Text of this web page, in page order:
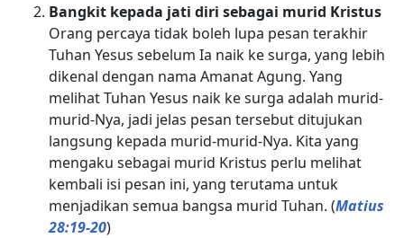
Bangkit kepada jati diri sebagai murid Kristus
Orang percaya tidak boleh lupa pesan terakhir
Tuhan Yesus sebelum Ia naik ke surga, yang lebih
dikenal dengan nama Amanat Agung. Yang
melihat Tuhan Yesus naik ke surga adalah murid-
murid-Nya, jadi jelas pesan tersebut ditujukan
langsung kepada murid-murid-Nya. Kita yang
mengaku sebagai murid Kristus perlu melihat
kembali isi pesan ini, yang terutama untuk
menjadikan semua bangsa murid Tuhan. (Matius
28:19-20)